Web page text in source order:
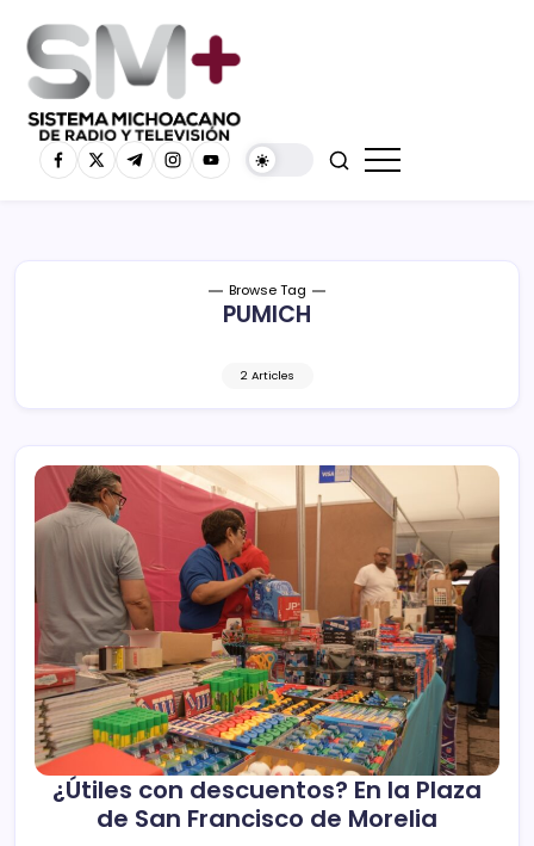
Browse Tag
PUMICH
2 Articles
¿Útiles con descuentos? En la Plaza
de San Francisco de Morelia